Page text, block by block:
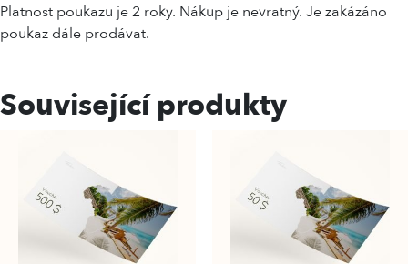
Platnost poukazu je 2 roky. Nákup je nevratný. Je zakázáno
poukaz dále prodávat.
Související produkty